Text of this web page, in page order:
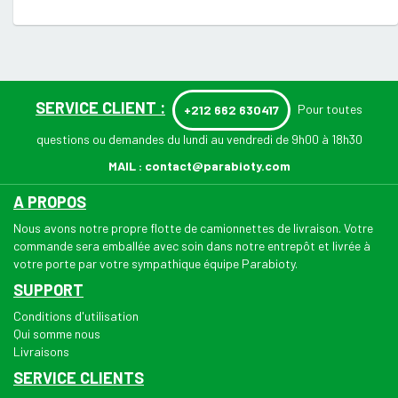
SERVICE CLIENT : +212 662 630417 Pour toutes
questions ou demandes du lundi au vendredi de 9h00 à 18h30
MAIL : contact@parabioty.com
A PROPOS
Nous avons notre propre flotte de camionnettes de livraison. Votre
commande sera emballée avec soin dans notre entrepôt et livrée à
votre porte par votre sympathique équipe Parabioty.
SUPPORT
Conditions d'utilisation
Qui somme nous
Livraisons
SERVICE CLIENTS